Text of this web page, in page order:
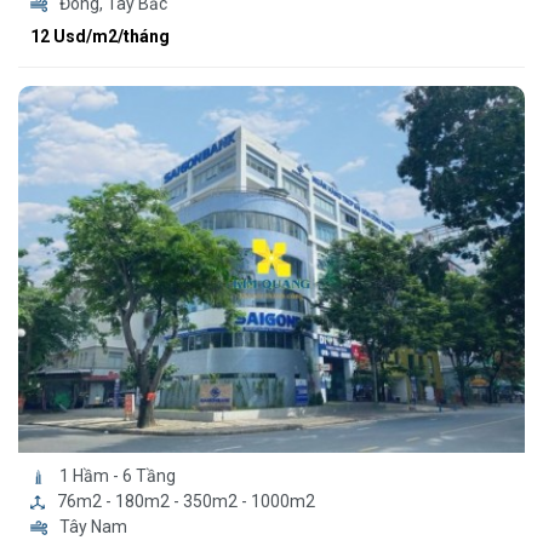
Đông, Tây Bắc
12 Usd/m2/tháng
1 Hầm - 6 Tầng
76m2 - 180m2 - 350m2 - 1000m2
Tây Nam